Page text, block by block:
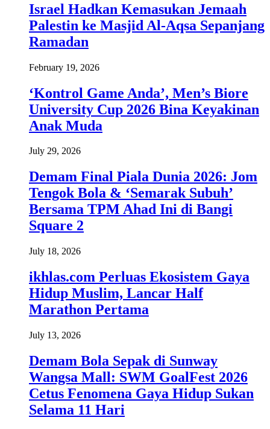
Israel Hadkan Kemasukan Jemaah
Palestin ke Masjid Al-Aqsa Sepanjang
Ramadan
February 19, 2026
‘Kontrol Game Anda’, Men’s Biore
University Cup 2026 Bina Keyakinan
Anak Muda
July 29, 2026
Demam Final Piala Dunia 2026: Jom
Tengok Bola & ‘Semarak Subuh’
Bersama TPM Ahad Ini di Bangi
Square 2
July 18, 2026
ikhlas.com Perluas Ekosistem Gaya
Hidup Muslim, Lancar Half
Marathon Pertama
July 13, 2026
Demam Bola Sepak di Sunway
Wangsa Mall: SWM GoalFest 2026
Cetus Fenomena Gaya Hidup Sukan
Selama 11 Hari